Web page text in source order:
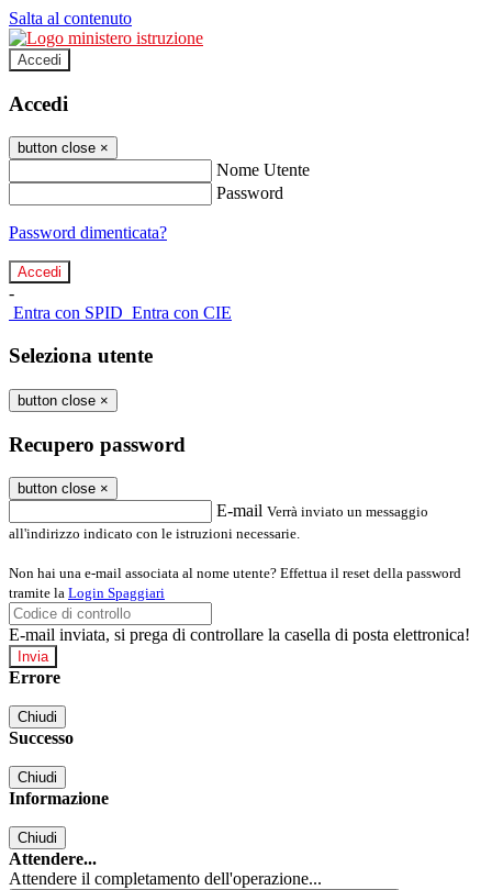
Salta al contenuto
Accedi
Accedi
button close ×
Nome Utente
Password
Password dimenticata?
-
Entra con SPID Entra con CIE
Seleziona utente
button close ×
Recupero password
button close ×
E-mail Verrà inviato un messaggio
all'indirizzo indicato con le istruzioni necessarie.
Non hai una e-mail associata al nome utente? Effettua il reset della password
tramite la Login Spaggiari
E-mail inviata, si prega di controllare la casella di posta elettronica!
Errore
Chiudi
Successo
Chiudi
Informazione
Chiudi
Attendere...
Attendere il completamento dell'operazione...